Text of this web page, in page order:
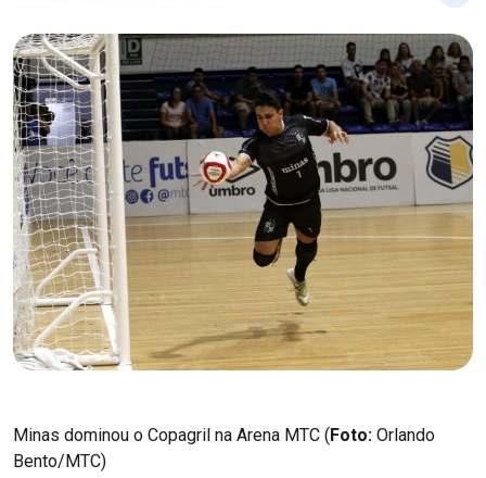
Minas dominou o Copagril na Arena MTC (Foto: Orlando
Bento/MTC)